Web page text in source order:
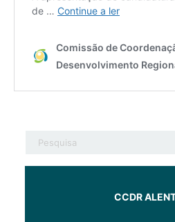
CCDR